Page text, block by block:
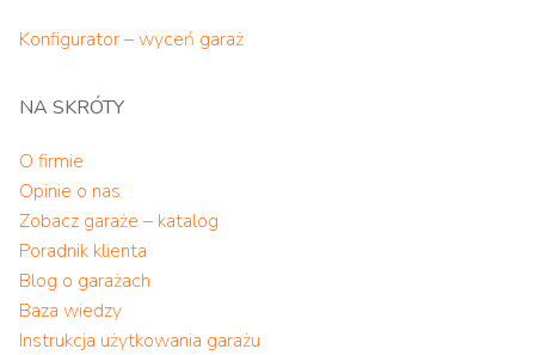
Konfigurator – wyceń garaż
NA SKRÓTY
O firmie
Opinie o nas
Zobacz garaże – katalog
Poradnik klienta
Blog o garażach
Baza wiedzy
Instrukcja użytkowania garażu